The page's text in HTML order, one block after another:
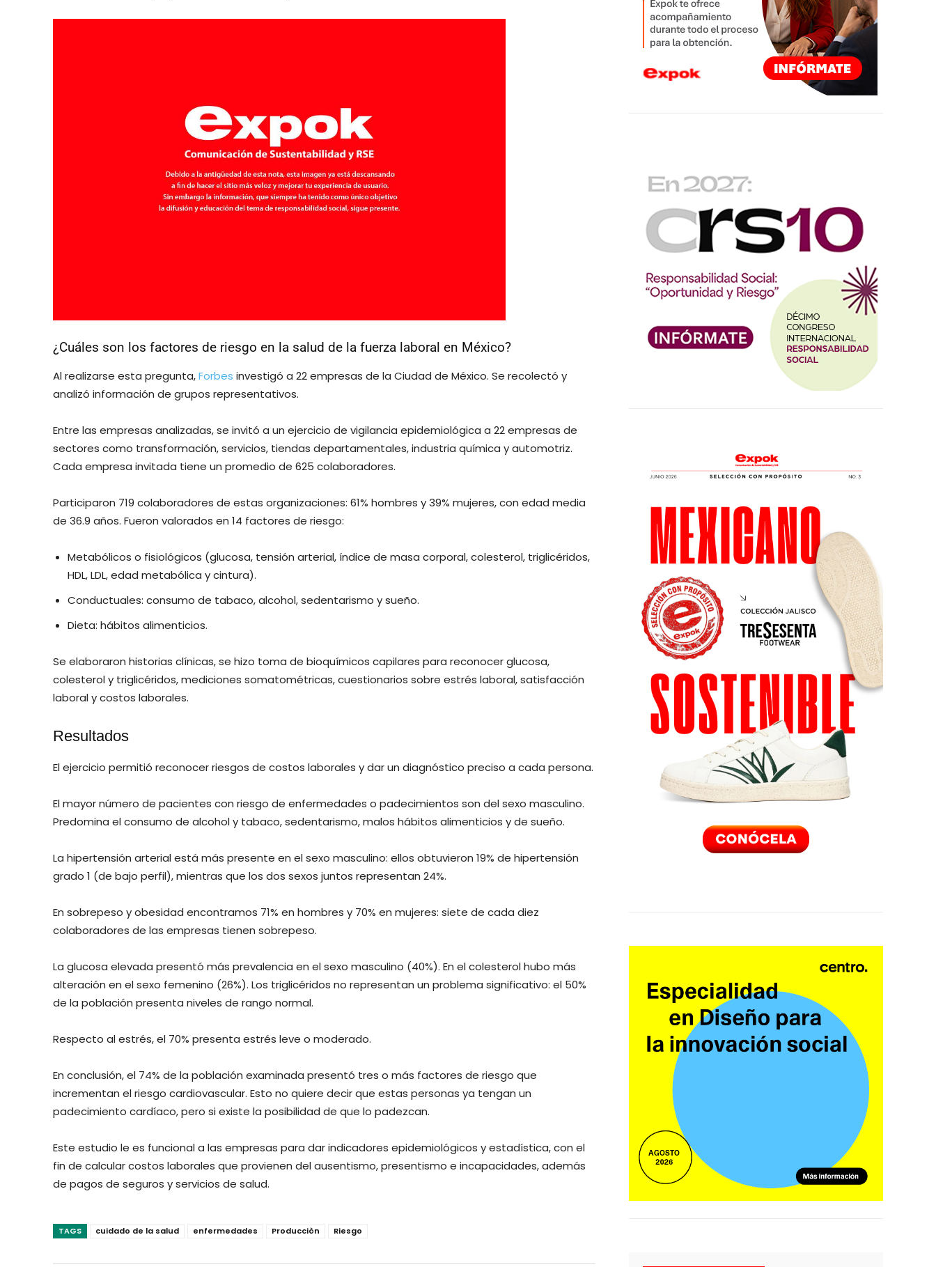
¿Cuáles son los factores de riesgo en la salud de la fuerza laboral en México?
Al realizarse esta pregunta,Forbes investigó a 22 empresas de la Ciudad de México. Se recolectó y
analizó información de grupos representativos.
Entre las empresas analizadas, se invitó a un ejercicio de vigilancia epidemiológica a 22 empresas de
sectores como transformación, servicios, tiendas departamentales, industria química y automotriz.
Cada empresa invitada tiene un promedio de 625 colaboradores.
Participaron 719 colaboradores de estas organizaciones: 61% hombres y 39% mujeres, con edad media
de 36.9 años. Fueron valorados en 14 factores de riesgo:
Metabólicos o fisiológicos (glucosa, tensión arterial, índice de masa corporal, colesterol, triglicéridos,
HDL, LDL, edad metabólica y cintura).
Conductuales: consumo de tabaco, alcohol, sedentarismo y sueño.
Dieta: hábitos alimenticios.
Se elaboraron historias clínicas, se hizo toma de bioquímicos capilares para reconocer glucosa,
colesterol y triglicéridos, mediciones somatométricas, cuestionarios sobre estrés laboral, satisfacción
laboral y costos laborales.
Resultados
El ejercicio permitió reconocer riesgos de costos laborales y dar un diagnóstico preciso a cada persona.
El mayor número de pacientes con riesgo de enfermedades o padecimientos son del sexo masculino.
Predomina el consumo de alcohol y tabaco, sedentarismo, malos hábitos alimenticios y de sueño.
La hipertensión arterial está más presente en el sexo masculino: ellos obtuvieron 19% de hipertensión
grado 1 (de bajo perfil), mientras que los dos sexos juntos representan 24%.
En sobrepeso y obesidad encontramos 71% en hombres y 70% en mujeres: siete de cada diez
colaboradores de las empresas tienen sobrepeso.
La glucosa elevada presentó más prevalencia en el sexo masculino (40%). En el colesterol hubo más
alteración en el sexo femenino (26%). Los triglicéridos no representan un problema significativo: el 50%
de la población presenta niveles de rango normal.
Respecto al estrés, el 70% presenta estrés leve o moderado.
En conclusión, el 74% de la población examinada presentó tres o más factores de riesgo que
incrementan el riesgo cardiovascular. Esto no quiere decir que estas personas ya tengan un
padecimiento cardíaco, pero si existe la posibilidad de que lo padezcan.
Este estudio le es funcional a las empresas para dar indicadores epidemiológicos y estadística, con el
fin de calcular costos laborales que provienen del ausentismo, presentismo e incapacidades, además
de pagos de seguros y servicios de salud.
TAGS cuidado de la salud enfermedades Producciòn Riesgo